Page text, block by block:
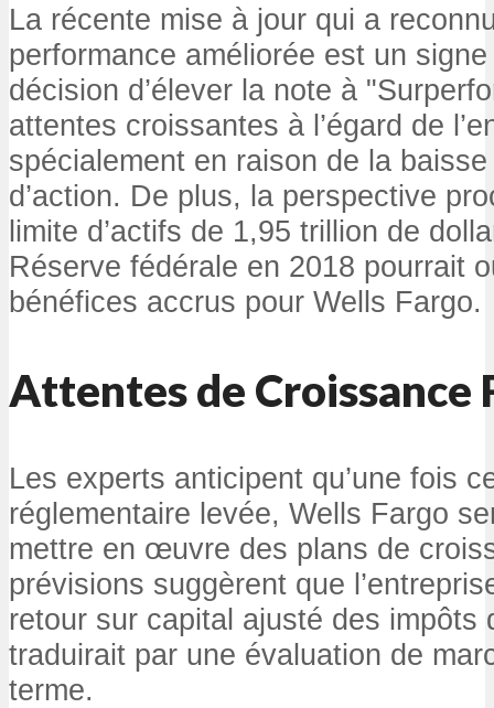
La récente mise à jour qui a
performance améliorée est un
décision d’élever la note à
attentes croissantes à l’égard de
spécialement en raison de la
d’action. De plus, la perspective
limite d’actifs de 1,95 trillion de
Réserve fédérale en 2018 pourrait
bénéfices accrus pour Wells Fargo.
Attentes de Croissance
Les experts anticipent qu’une fois
réglementaire levée, Wells Fargo
mettre en œuvre des plans de
prévisions suggèrent que
retour sur capital ajusté des impôts
traduirait par une évaluation de
terme.